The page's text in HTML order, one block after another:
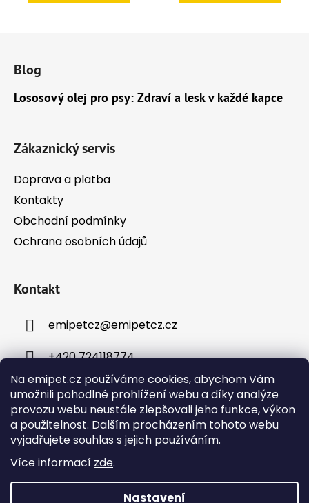
Na emipet.cz používáme cookies, abychom Vám
umožnili pohodlné prohlížení webu a díky analýze
provozu webu neustále zlepšovali jeho funkce, výkon
a použitelnost. Dalším procházením tohoto webu
vyjadřujete souhlas s jejich používáním.
Více informací zde.
Nastavení
Blog
Lososový olej pro psy: Zdraví a lesk v každé kapce
Zákaznický servis
Doprava a platba
Kontakty
Obchodní podmínky
Ochrana osobních údajů
Kontakt
emipetcz@emipetcz.cz
+420 724118774
Instagram